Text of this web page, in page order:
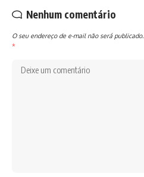
Nenhum comentário
O seu endereço de e-mail não será publicado.
*